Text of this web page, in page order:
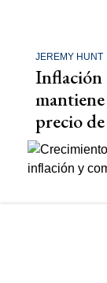
JEREMY HUNT
Inflación
precio